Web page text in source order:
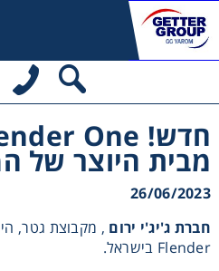
מבית היוצר של
26/06/2023
חברת ג'יג'י ירום , מקבוצת גטר,
Flender בישראל.
form not found.
מעונין לקבל הצעת
מקשרים, מצמדים